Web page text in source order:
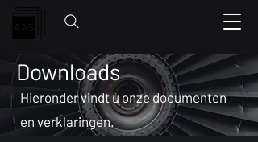
Downloads
Hieronder vindt u onze documenten
en verklaringen.